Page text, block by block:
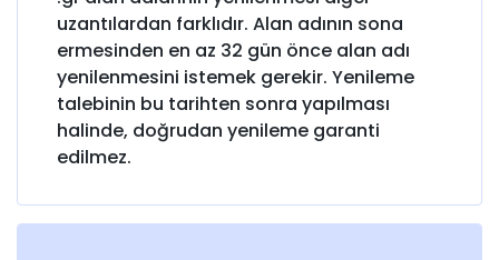
uzantılardan farklıdır. Alan adının sona
ermesinden en az 32 gün önce alan adı
yenilenmesini istemek gerekir. Yenileme
talebinin bu tarihten sonra yapılması
halinde, doğrudan yenileme garanti
edilmez.